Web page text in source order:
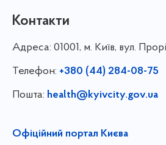
Контакти
Адреса: 01001, м. Київ, вул.
Телефон: +380 (44) 284-08-75
Пошта: health@kyivcity.gov.ua
Офіційний портал Києва